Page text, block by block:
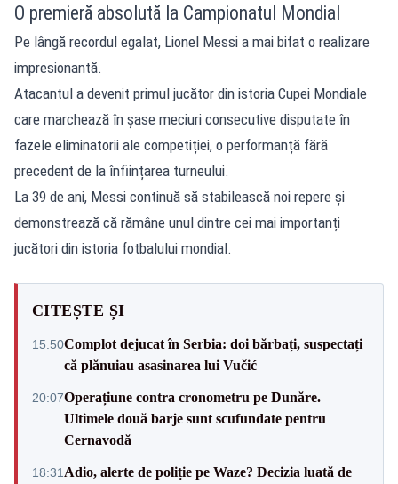
O premieră absolută la Campionatul Mondial
Pe lângă recordul egalat, Lionel Messi a mai bifat o realizare
impresionantă.
Atacantul a devenit primul jucător din istoria Cupei Mondiale
care marchează în șase meciuri consecutive disputate în
fazele eliminatorii ale competiției, o performanță fără
precedent de la înființarea turneului.
La 39 de ani, Messi continuă să stabilească noi repere și
demonstrează că rămâne unul dintre cei mai importanți
jucători din istoria fotbalului mondial.
CITEȘTE ȘI
15:50Complot dejucat în Serbia: doi bărbați, suspectați
că plănuiau asasinarea lui Vučić
20:07Operațiune contra cronometru pe Dunăre.
Ultimele două barje sunt scufundate pentru
Cernavodă
18:31 Adio, alerte de poliție pe Waze? Decizia luată de